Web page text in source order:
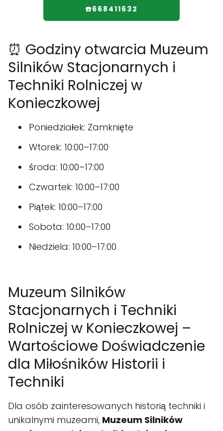
☎️668411632
⏰ Godziny otwarcia Muzeum
Silników Stacjonarnych i
Techniki Rolniczej w
Konieczkowej
Poniedziałek: Zamknięte
Wtorek: 10:00–17:00
środa: 10:00–17:00
Czwartek: 10:00–17:00
Piątek: 10:00–17:00
Sobota: 10:00–17:00
Niedziela: 10:00–17:00
Muzeum Silników
Stacjonarnych i Techniki
Rolniczej w Konieczkowej –
Wartościowe Doświadczenie
dla Miłośników Historii i
Techniki
Dla osób zainteresowanych historią techniki i
unikalnymi muzeami, Muzeum Silników